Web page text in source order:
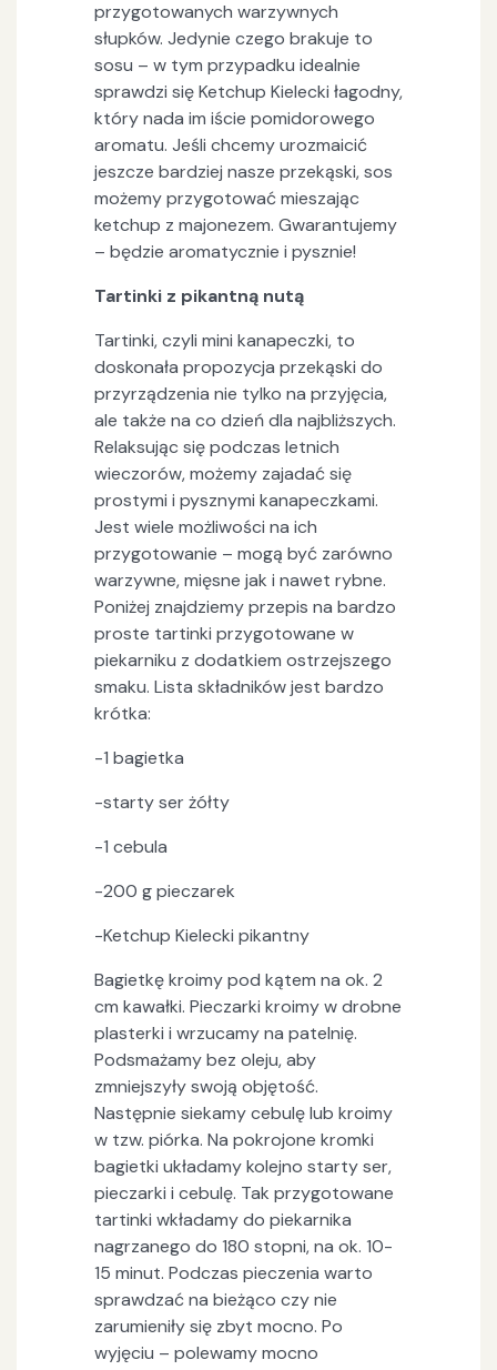
przygotowanych warzywnych
słupków. Jedynie czego brakuje to
sosu – w tym przypadku idealnie
sprawdzi się Ketchup Kielecki łagodny,
który nada im iście pomidorowego
aromatu. Jeśli chcemy urozmaicić
jeszcze bardziej nasze przekąski, sos
możemy przygotować mieszając
ketchup z majonezem. Gwarantujemy
– będzie aromatycznie i pysznie!
Tartinki z pikantną nutą
Tartinki, czyli mini kanapeczki, to
doskonała propozycja przekąski do
przyrządzenia nie tylko na przyjęcia,
ale także na co dzień dla najbliższych.
Relaksując się podczas letnich
wieczorów, możemy zajadać się
prostymi i pysznymi kanapeczkami.
Jest wiele możliwości na ich
przygotowanie – mogą być zarówno
warzywne, mięsne jak i nawet rybne.
Poniżej znajdziemy przepis na bardzo
proste tartinki przygotowane w
piekarniku z dodatkiem ostrzejszego
smaku. Lista składników jest bardzo
krótka:
-1 bagietka
-starty ser żółty
-1 cebula
-200 g pieczarek
-Ketchup Kielecki pikantny
Bagietkę kroimy pod kątem na ok. 2
cm kawałki. Pieczarki kroimy w drobne
plasterki i wrzucamy na patelnię.
Podsmażamy bez oleju, aby
zmniejszyły swoją objętość.
Następnie siekamy cebulę lub kroimy
w tzw. piórka. Na pokrojone kromki
bagietki układamy kolejno starty ser,
pieczarki i cebulę. Tak przygotowane
tartinki wkładamy do piekarnika
nagrzanego do 180 stopni, na ok. 10-
15 minut. Podczas pieczenia warto
sprawdzać na bieżąco czy nie
zarumieniły się zbyt mocno. Po
wyjęciu – polewamy mocno